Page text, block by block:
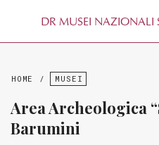
DR MUSEI NAZIONALI
HOME / MUSEI
Area Archeologica
Barumini